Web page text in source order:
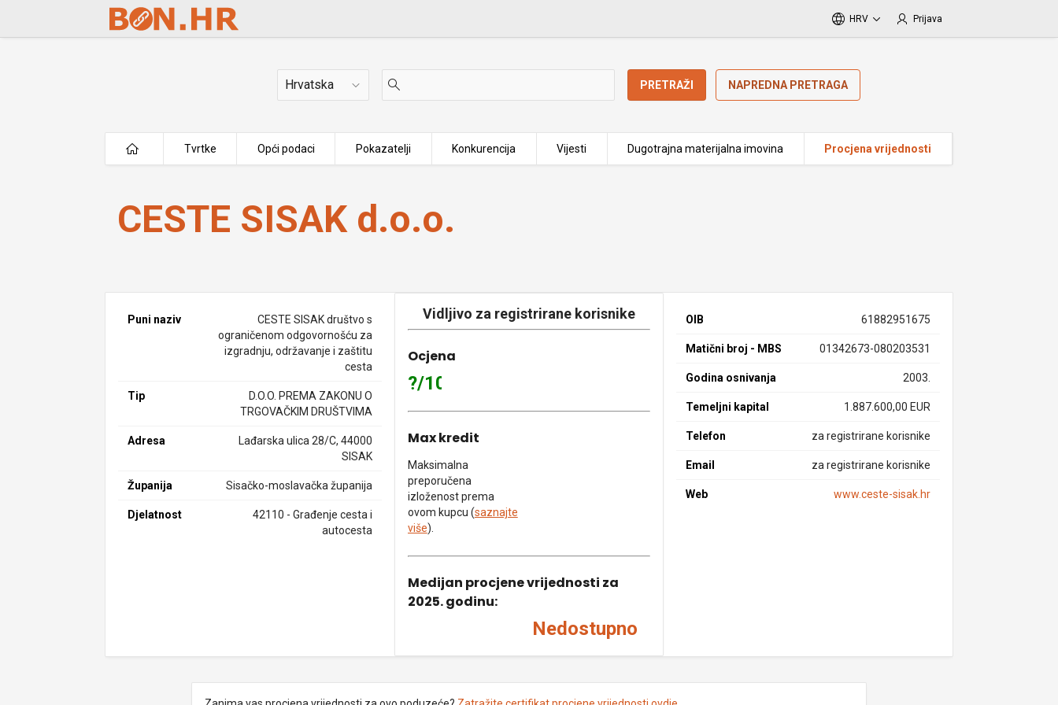
Skip to Main Content
HRV Prijava
Država PRETRAŽI NAPREDNA PRETRAGA
Tvrtke Opći podaci Pokazatelji Konkurencija Vijesti Dugotrajna materijalna imovina Procjena vrijednosti
CESTE SISAK d.o.o.
CESTE SISAK d.o.o.
Puni naziv
CESTE SISAK društvo s
ograničenom odgovornošću za
izgradnju, održavanje i zaštitu
cesta
Tip
D.O.O. PREMA ZAKONU O
TRGOVAČKIM DRUŠTVIMA
Adresa
Lađarska ulica 28/C, 44000
SISAK
Županija Sisačko-moslavačka županija
Djelatnost
42110 - Građenje cesta i
autocesta
Vidljivo za registrirane korisnike
Ocjena
?/10
Max kredit
Maksimalna
preporučena
izloženost prema
ovom kupcu (saznajte
više).
Medijan procjene vrijednosti za
2025. godinu:
Nedostupno
OIB 61882951675
Matični broj - MBS 01342673-080203531
Godina osnivanja 2003.
Temeljni kapital 1.887.600,00 EUR
Telefon za registrirane korisnike
Email za registrirane korisnike
Web www.ceste-sisak.hr